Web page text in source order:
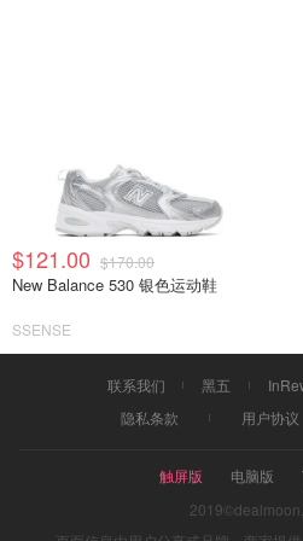
$121.00 $170.00
New Balance 530 银色运动鞋
SSENSE
联系我们 黑五
隐私条款
用户协议
触屏版 电脑版